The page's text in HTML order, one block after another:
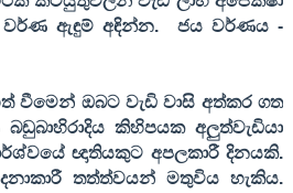
ඇඳුම් අඳින්න.
ජය වර්ණය -
වීමෙන් ඔබට වැඩි වාසි අත්කර ගත
කිහිපයක අලුත්වැඩියා
ඥාතියකුට අපලකාරී දිනයකි.
තත්ත්වයන් මතුවිය හැකිය.